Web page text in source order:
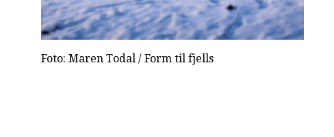
Foto: Maren Todal / Form til fjells